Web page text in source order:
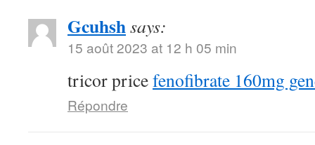
Gcuhshsays:
15 août 2023 at 12 h 05 min
tricor pricefenofibrate 160mg
Répondre